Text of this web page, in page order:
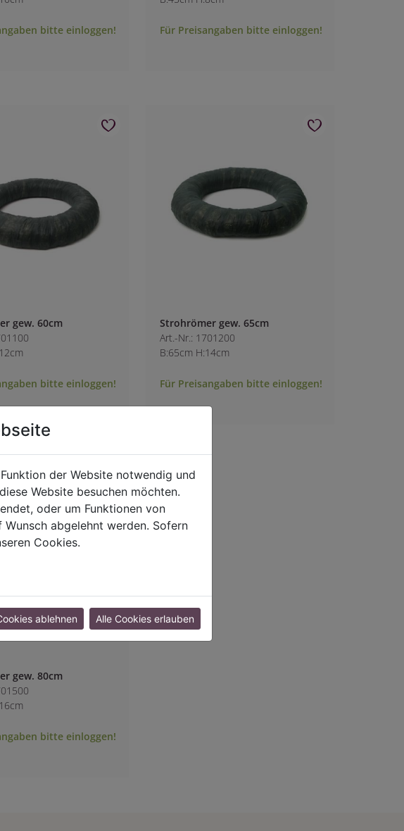
bitte einloggen! Für Preisangaben bitte einloggen!
gew. 60cm
bitte einloggen!
Strohrömer gew. 65cm
Art.-Nr.: 1701200
B:65cm H:14cm
Für Preisangaben bitte einloggen!
gew. 80cm
bitte einloggen!
der Website notwendig und
Website besuchen möchten.
oder um Funktionen von
abgelehnt werden. Sofern
Cookies.
ablehnen Alle Cookies erlauben